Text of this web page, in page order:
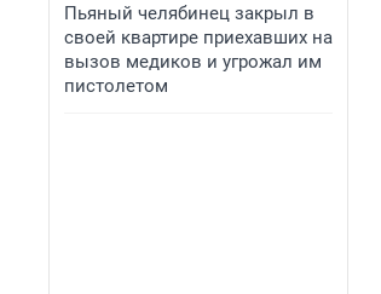
Пьяный челябинец закрыл в
своей квартире приехавших на
вызов медиков и угрожал им
пистолетом